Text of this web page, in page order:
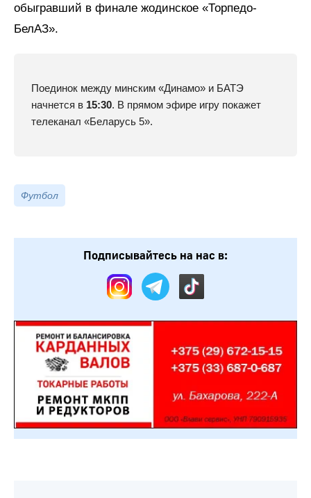
обыгравший в финале жодинское «Торпедо-
БелАЗ».
Поединок между минским «Динамо» и БАТЭ
начнется в 15:30. В прямом эфире игру покажет
телеканал «Беларусь 5».
Футбол
Подписывайтесь на нас в: